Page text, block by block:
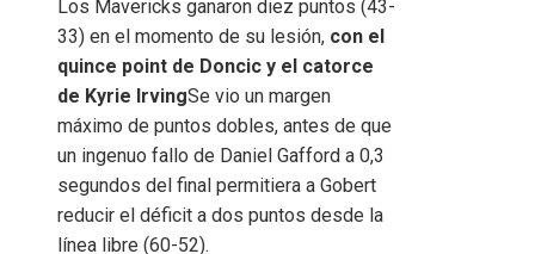
Los Mavericks ganaron diez puntos (43-
33) en el momento de su lesión, con el
quince point de Doncic y el catorce
de Kyrie IrvingSe vio un margen
máximo de puntos dobles, antes de que
un ingenuo fallo de Daniel Gafford a 0,3
segundos del final permitiera a Gobert
reducir el déficit a dos puntos desde la
línea libre (60-52).